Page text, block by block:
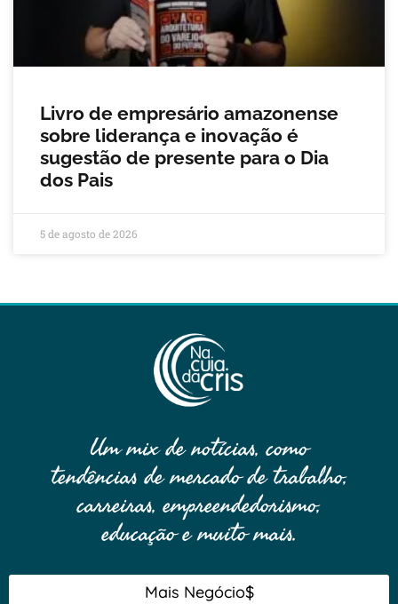
Livro de empresário amazonense
sobre liderança e inovação é
sugestão de presente para o Dia
dos Pais
5 de agosto de 2026
Um mix de notícias, como
tendências de mercado de trabalho,
carreiras, empreendedorismo,
educação e muito mais.
Mais Negócio$